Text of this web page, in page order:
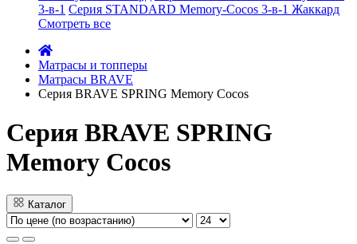
3-в-1 Серия STANDARD Memory-Cocos 3-в-1 Жаккард
Смотреть все
Матрасы и топперы
Матрасы BRAVE
Серия BRAVE SPRING Memory Cocos
Серия BRAVE SPRING
Memory Cocos
Каталог